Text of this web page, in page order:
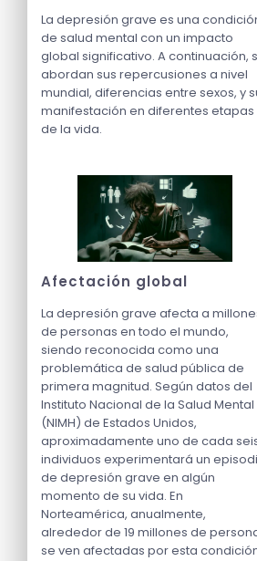
La depresión grave es una
de salud mental con un impacto
global significativo. A continuación,
abordan sus repercusiones a nivel
mundial, diferencias entre sexos, y
manifestación en diferentes etapas
de la vida.
Afectación global
La depresión grave afecta a
de personas en todo el mundo,
siendo reconocida como una
problemática de salud pública de
primera magnitud. Según datos del
Instituto Nacional de la Salud Mental
(NIMH) de Estados Unidos,
aproximadamente uno de cada
individuos experimentará un
de depresión grave en algún
momento de su vida. En
Norteamérica, anualmente,
alrededor de 19 millones de
se ven afectadas por esta